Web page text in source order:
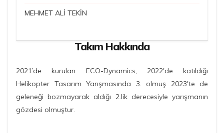
MEHMET ALİ TEKİN
Takım Hakkında
2021’de kurulan ECO-Dynamics, 2022'de katıldığı
Helikopter Tasarım Yarışmasında 3. olmuş 2023'te de
geleneği bozmayarak aldığı 2.lik derecesiyle yarışmanın
gözdesi olmuştur.